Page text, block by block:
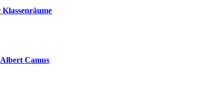
Klassenräume
Camus